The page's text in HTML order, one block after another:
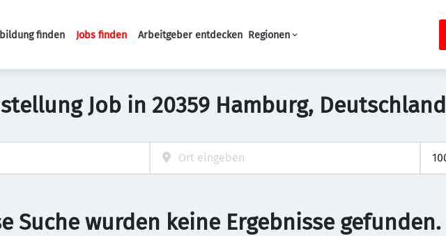
Haupt-Navigation
finden Jobs finden Arbeitgeber entdecken Regionen
Job in 20359 Hamburg, Deutschland
Suche wurden keine Ergebnisse gefunden.